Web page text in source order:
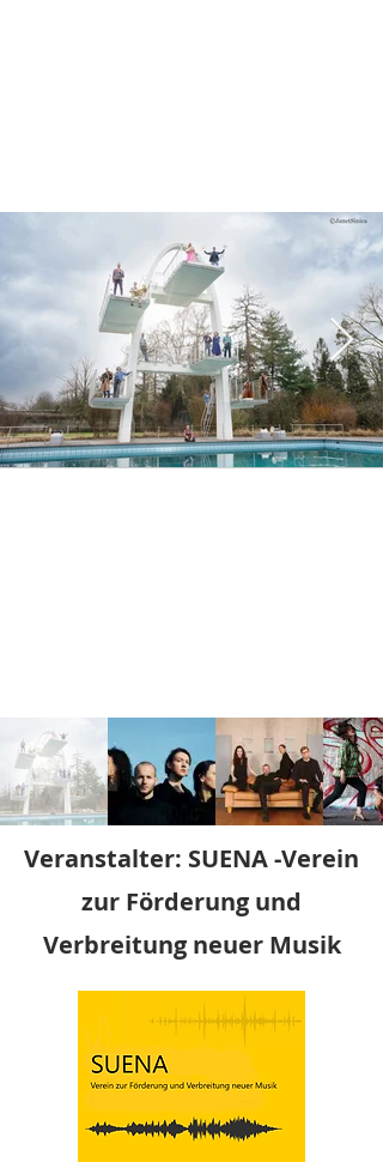
Veranstalter: SUENA -Verein
zur Förderung und
Verbreitung neuer Musik